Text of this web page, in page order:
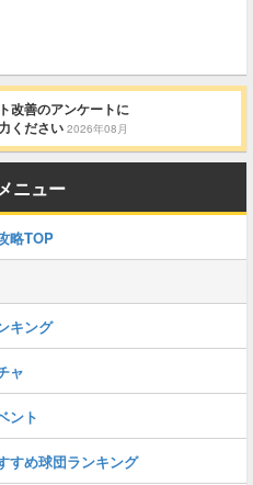
改善のアンケートに
ください 2026年08月
ニュー
略TOP
キング
ャ
ント
すめ球団ランキング